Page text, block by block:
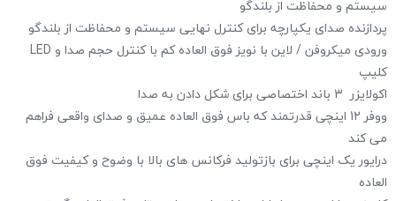
سیستم و محفاظت از بلندگو
پردازنده صدای یکپارچه برای کنترل نهایی سیستم و محفاظت از بلندگو
ورودی میکروفن / لاین با نویز فوق العاده کم با کنترل حجم صدا و LED
کلیپ
اکولایزر 3 باند اختصاصی برای شکل دادن به صدا
ووفر 12 اینچی قدرتمند که باس فوق العاده عمیق و صدای واقعی فراهم
می کند
درایور یک اینچی برای بازتولید فرکانس های بالا با وضوح و کیفیت فوق
العاده